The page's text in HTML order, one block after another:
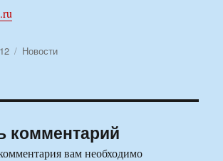
Рубрики
Новости
комментарий
вам необходимо